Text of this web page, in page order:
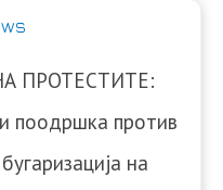
ПРОТЕСТИТЕ:
поодршка против
на